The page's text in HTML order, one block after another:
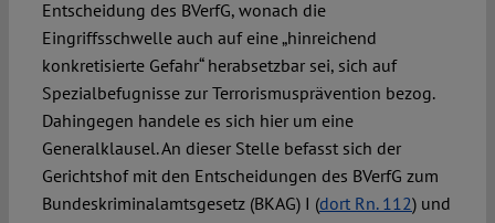
Entscheidung des BVerfG, wonach die
Eingriffsschwelle auch auf eine „hinreichend
konkretisierte Gefahr“ herabsetzbar sei, sich auf
Spezialbefugnisse zur Terrorismusprävention bezog.
Dahingegen handele es sich hier um eine
Generalklausel. An dieser Stelle befasst sich der
Gerichtshof mit den Entscheidungen des BVerfG zum
Bundeskriminalamtsgesetz (BKAG) I (dort Rn. 112) und